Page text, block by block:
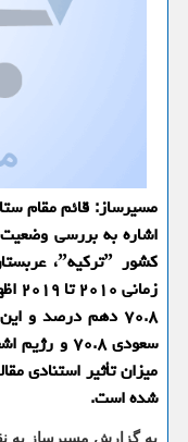
مسیرساز: قائم مقام
شده است.
به گزارش مسیرساز به